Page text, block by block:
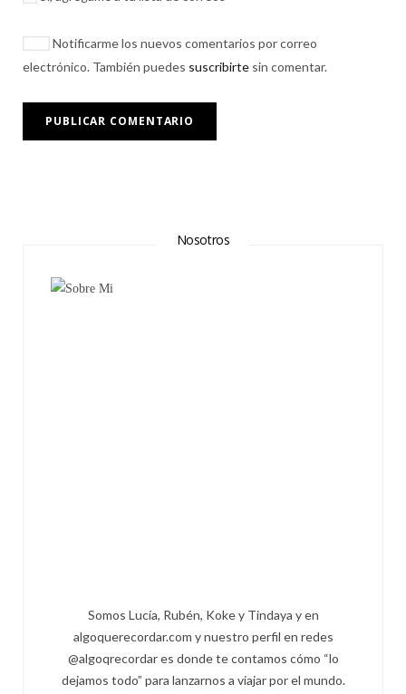
Notificarme los nuevos comentarios por correo
electrónico. También puedes suscribirte sin comentar.
Nosotros
Somos Lucía, Rubén, Koke y Tindaya y en
algoquerecordar.com y nuestro perfil en redes
@algoqrecordar es donde te contamos cómo “lo
dejamos todo” para lanzarnos a viajar por el mundo.